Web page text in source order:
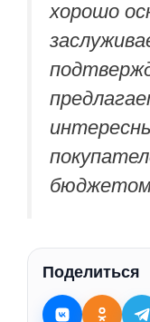
хорошо
Поделиться